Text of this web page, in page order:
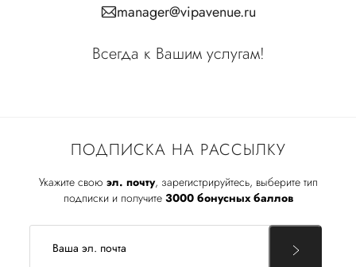
ПОДПИСКА НА РАССЫЛКУ
Укажите свою эл. почту, зарегистрируйтесь, выберите тип
подписки и получите 3000 бонусных баллов
manager@vipavenue.ru
Всегда к Вашим услугам!